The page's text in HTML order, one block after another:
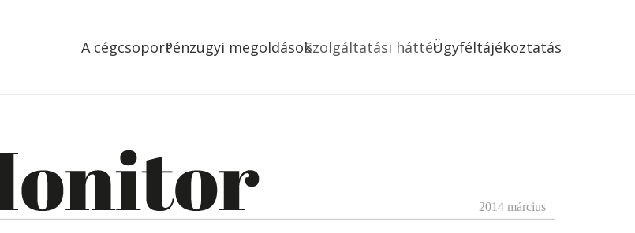
A cégcsoportPénzügyi megoldásokSzolgáltatási háttérÜgyféltájékoztatás